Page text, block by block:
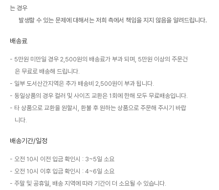
는 경우
발생할 수 있는 문제에 대해서는 저희 측에서 책임을 지지 않음을 알려드립니다.
배송료
5만원 미만일 경우 2,500원의 배송료가 부과 되며, 5만원 이상의 주문건
은 무료로 배송해 드립니다.
일부 도서산간지역은 추가 배송비 2,500원이 부과 됩니다.
동일상품의 경우 컬러 및 사이즈 교환은 1회에 한해 모두 무료배송입니다.
타 상품으로 교환을 원할시, 환불 후 원하는 상품으로 주문해 주시기 바랍
니다.
배송기간/일정
오전 10시 이전 입금 확인시 : 3~5일 소요
오전 10시 이후 입금 확인시 : 4~6일 소요
주말 및 공휴일, 배송 지역에 따라 기간이 더 소요될 수 있습니다.